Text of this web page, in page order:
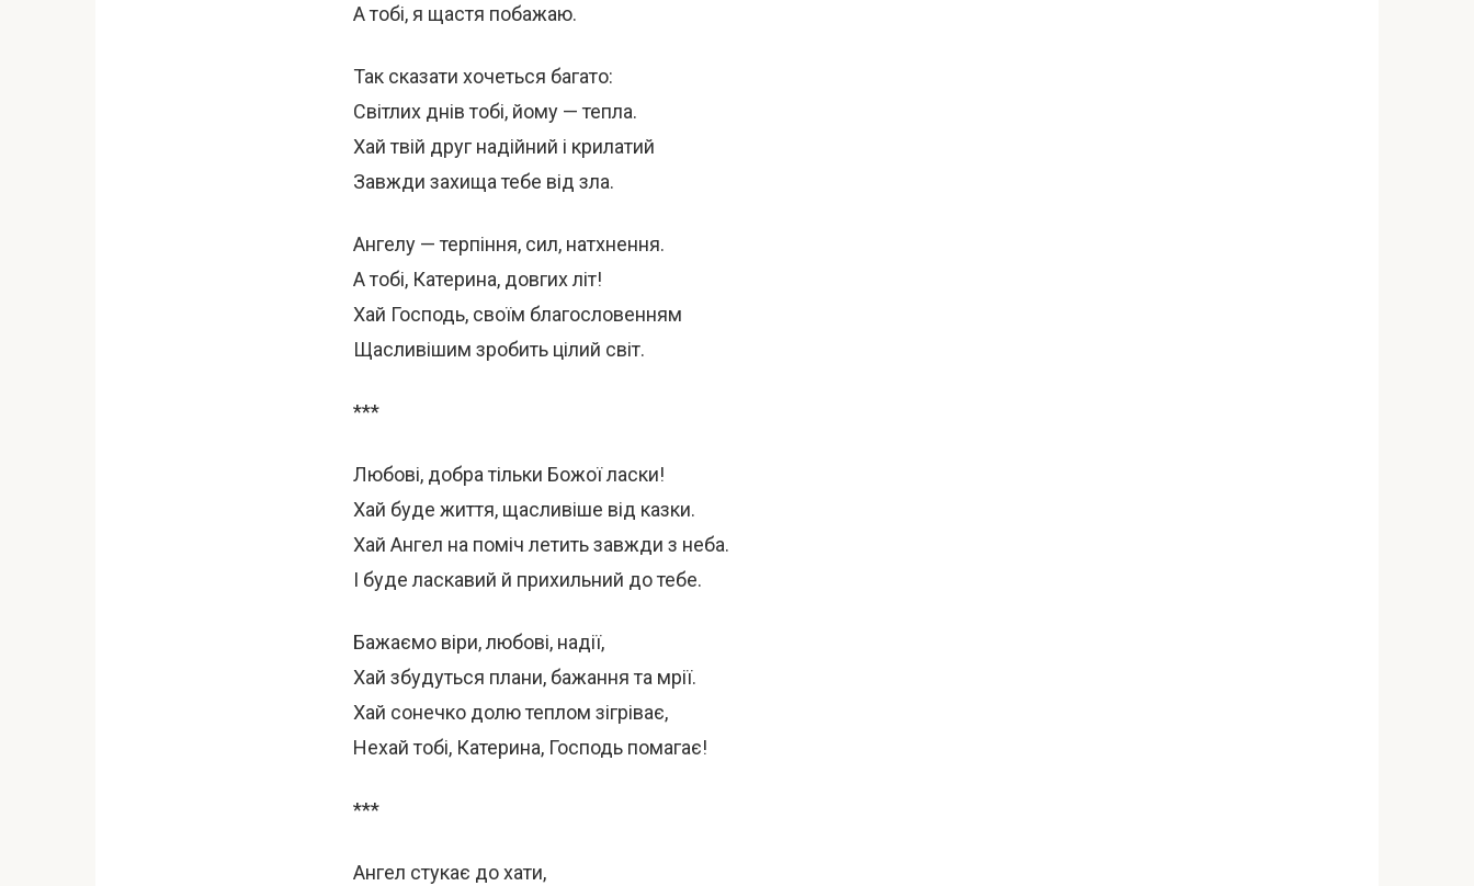
А тобі, я щастя побажаю.
Так сказати хочеться багато:
Світлих днів тобі, йому — тепла.
Хай твій друг надійний і крилатий
Завжди захища тебе від зла.
Ангелу — терпіння, сил, натхнення.
А тобі, Катерина, довгих літ!
Хай Господь, своїм благословенням
Щасливішим зробить цілий світ.
***
Любові, добра тільки Божої ласки!
Хай буде життя, щасливіше від казки.
Хай Ангел на поміч летить завжди з неба.
І буде ласкавий й прихильний до тебе.
Бажаємо віри, любові, надії,
Хай збудуться плани, бажання та мрії.
Хай сонечко долю теплом зігріває,
Нехай тобі, Катерина, Господь помагає!
***
Ангел стукає до хати,